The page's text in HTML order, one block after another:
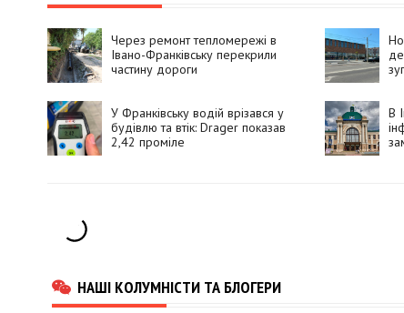
Через ремонт тепломережі в
Івано-Франківську перекрили
частину дороги
У Франківську водій врізався у
будівлю та втік: Drager показав
2,42 проміле
В
НАШІ КОЛУМНІСТИ ТА БЛОГЕРИ